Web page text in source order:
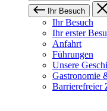
Ihr Besuch
Ihr Besuch
Ihr erster
Anfahrt
Führungen
Unsere
Gastronomie
Barrierefreier